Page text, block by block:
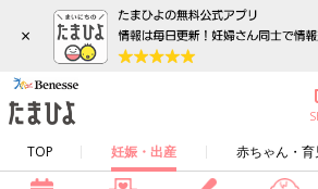
×
TOP 妊娠・出産 赤ちゃん・育